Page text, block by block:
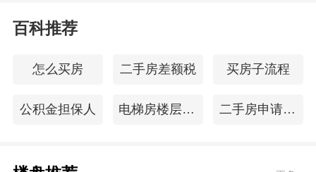
认为，四部门的通知已经制定了具体标准，
如何界定？ 此次新政明确公积金执行标准
建部网站上并未看到相关标准。对此，业内
即以家庭为单位。只要家庭名下有房，再购
百科推荐
怎么买房 二手房差额税 买房子流程
公积金担保人 电梯房楼层选择 二手房申请贷款